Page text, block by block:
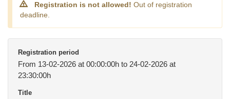
Registration is not allowed! Out of registration
deadline.
Registration period
From 13-02-2026 at 00:00:00h to 24-02-2026 at
23:30:00h
Title